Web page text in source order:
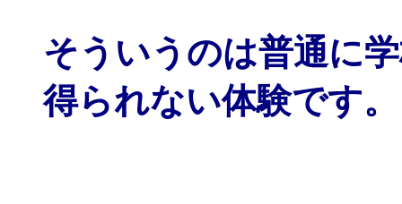
そういうのは普通に
得られない体験です。